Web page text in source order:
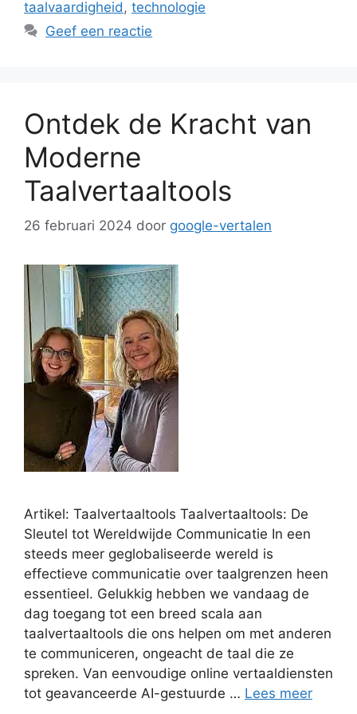
taalvaardigheid , technologie
Geef een reactie
Ontdek de Kracht van
Moderne
Taalvertaaltools
26 februari 2024 door google-vertalen
Artikel: Taalvertaaltools Taalvertaaltools: De
Sleutel tot Wereldwijde Communicatie In een
steeds meer geglobaliseerde wereld is
effectieve communicatie over taalgrenzen heen
essentieel. Gelukkig hebben we vandaag de
dag toegang tot een breed scala aan
taalvertaaltools die ons helpen om met anderen
te communiceren, ongeacht de taal die ze
spreken. Van eenvoudige online vertaaldiensten
tot geavanceerde AI-gestuurde … Lees meer